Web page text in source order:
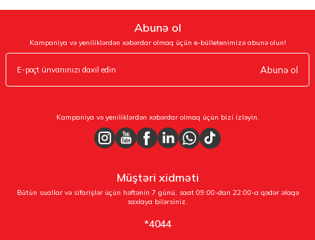
Abunə ol
Kampaniya və yeniliklərdən xəbərdar olmaq üçün e-bülletenimizə abunə olun!
Abunə ol
Kampaniya və yeniliklərdən xəbərdar olmaq üçün bizi izləyin.
Müştəri xidməti
Bütün suallar və sifarişlər üçün həftənin 7 günü, saat 09:00-dan 22:00-a qədər əlaqə
saxlaya bilərsiniz.
*4044